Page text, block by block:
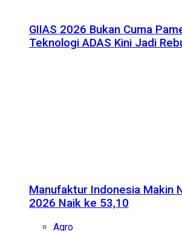
GIIAS 2026 Bukan Cuma
Teknologi ADAS Kini Jadi
Manufaktur Indonesia Makin
2026 Naik ke 53,10
Agro